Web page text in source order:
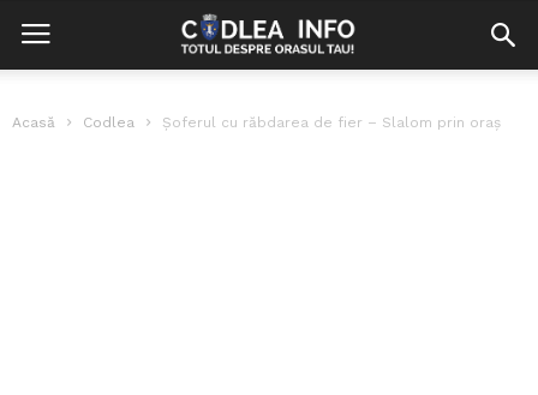
Acasă Codlea Șoferul cu răbdarea de fier – Slalom prin oraș